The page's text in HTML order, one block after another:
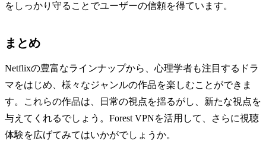
をしっかり守ることでユーザーの信頼を得ています。
まとめ
Netflixの豊富なラインナップから、心理学者も注目するドラ
マをはじめ、様々なジャンルの作品を楽しむことができま
す。これらの作品は、日常の視点を揺るがし、新たな視点を
与えてくれるでしょう。Forest VPNを活用して、さらに視聴
体験を広げてみてはいかがでしょうか。